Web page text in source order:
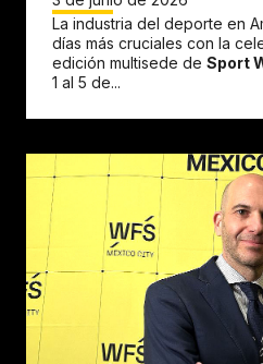
La industria del deporte en
días más cruciales con la
edición multisede de Sport
1 al 5 de...